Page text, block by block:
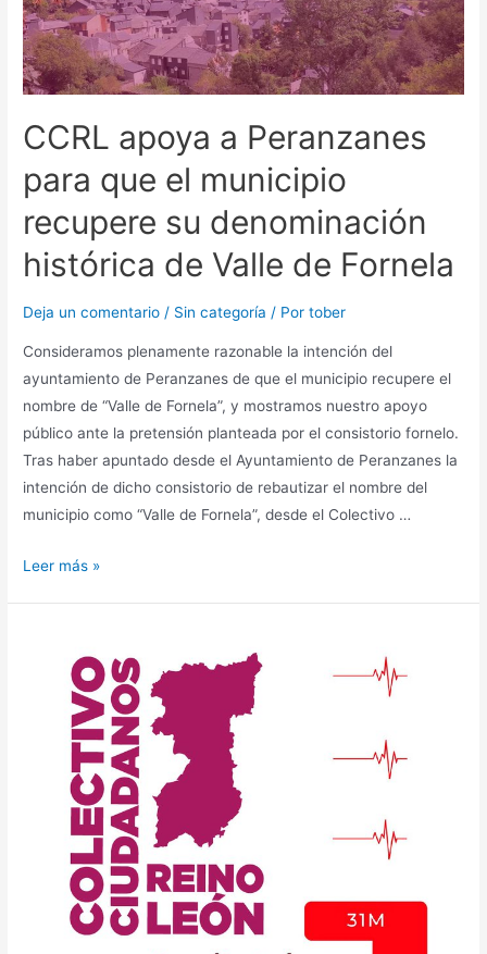
CCRL apoya a Peranzanes
para que el municipio
recupere su denominación
histórica de Valle de Fornela
Deja un comentario / Sin categoría / Portober
Consideramos plenamente razonable la intención del
ayuntamiento de Peranzanes de que el municipio recupere el
nombre de “Valle de Fornela”, y mostramos nuestro apoyo
público ante la pretensión planteada por el consistorio fornelo.
Tras haber apuntado desde el Ayuntamiento de Peranzanes la
intención de dicho consistorio de rebautizar el nombre del
municipio como “Valle de Fornela”, desde el Colectivo …
Leer más »